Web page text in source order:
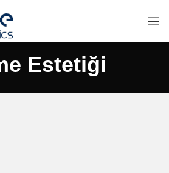
Estetiği